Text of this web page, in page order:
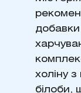
добавки
холіну з
білоби,